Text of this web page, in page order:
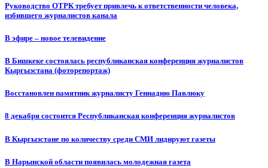
Руководство ОТРК требует привлечь к ответственности человека,
избившего журналистов канала
В эфире – новое телевидение
В Бишкеке состоялась республиканская конференция журналистов
Кыргызстана (фоторепортаж)
Восстановлен памятник журналисту Геннадию Павлюку
8 декабря состоится Республиканская конференция журналистов
В Кыргызстане по количеству среди СМИ лидируют газеты
В Нарынской области появилась молодежная газета